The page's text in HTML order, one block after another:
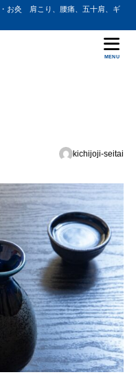
お灸 肩こり、腰痛、五十肩、ギ
MENU
kichijoji-seitai